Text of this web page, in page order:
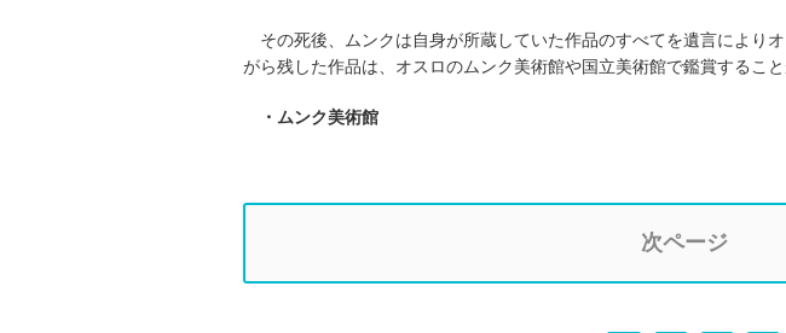
その死後、ムンクは自身が所蔵していた作品のすべてを遺言により
がら残した作品は、オスロのムンク美術館や国立美術館で鑑賞すること
・ムンク美術館
次ページ